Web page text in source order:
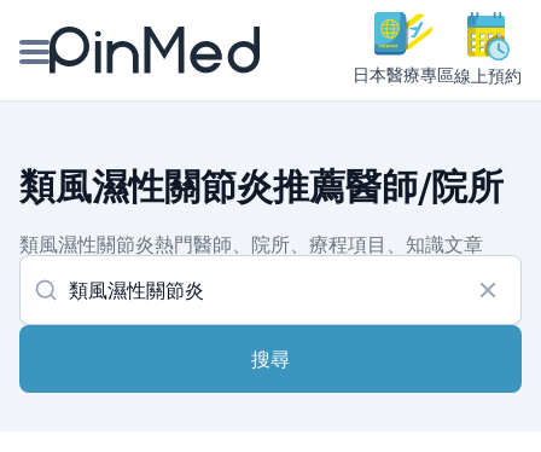
日本醫療專區線上預約
醫師專欄專訪
健康主題館
我是醫療人員
類風濕性關節炎推薦醫師/院所
類風濕性關節炎熱門醫師、院所、療程項目、知識文章
搜尋